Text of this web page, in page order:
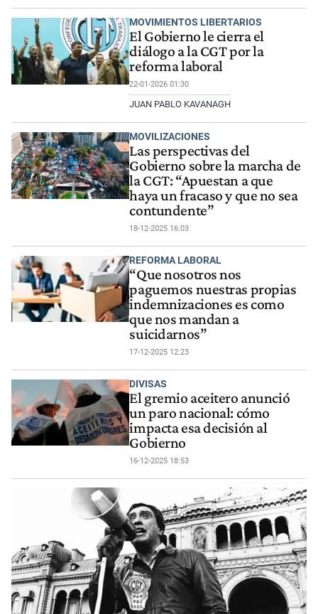
MOVIMIENTOS LIBERTARIOS
El Gobierno le cierra el
diálogo a la CGT por la
reforma laboral
22-01-2026 01:30
JUAN PABLO KAVANAGH
MOVILIZACIONES
Las perspectivas del
Gobierno sobre la marcha de
la CGT: “Apuestan a que
haya un fracaso y que no sea
contundente”
18-12-2025 16:03
REFORMA LABORAL
“Que nosotros nos
paguemos nuestras propias
indemnizaciones es como
que nos mandan a
suicidarnos”
17-12-2025 12:23
DIVISAS
El gremio aceitero anunció
un paro nacional: cómo
impacta esa decisión al
Gobierno
16-12-2025 18:53